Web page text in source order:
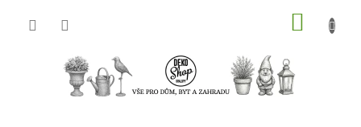
KOŠÍK